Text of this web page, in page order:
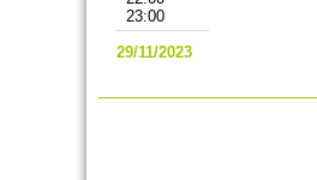
23:00
29/11/2023